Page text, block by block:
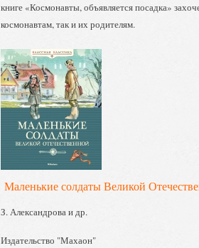
книге «Космонавты, объявляется посадка»
космонавтам, так и их родителям.
Маленькие солдаты Великой
З. Александрова и др.
Издательство "Махаон"